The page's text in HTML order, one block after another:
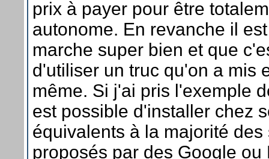
prix à payer pour être
autonome. En revanche il
marche super bien et que
d'utiliser un truc qu'on a mis
même. Si j'ai pris l'exemple
est possible d'installer chez
équivalents à la majorité des
proposés par des Google ou